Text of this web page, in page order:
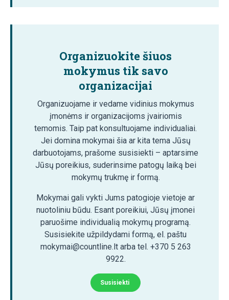
Organizuokite šiuos
mokymus tik savo
organizacijai
Organizuojame ir vedame vidinius mokymus
įmonėms ir organizacijoms įvairiomis
temomis. Taip pat konsultuojame individualiai.
Jei domina mokymai šia ar kita tema Jūsų
darbuotojams, prašome susisiekti – aptarsime
Jūsų poreikius, suderinsime patogų laiką bei
mokymų trukmę ir formą.
Mokymai gali vykti Jums patogioje vietoje ar
nuotoliniu būdu. Esant poreikiui, Jūsų įmonei
paruošime individualią mokymų programą.
Susisiekite užpildydami formą, el. paštu
mokymai@countline.lt arba tel. +370 5 263
9922.
Susisiekti